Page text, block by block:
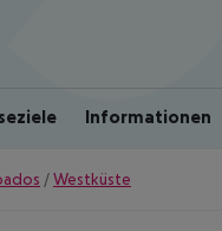
Informationen
/Westküste